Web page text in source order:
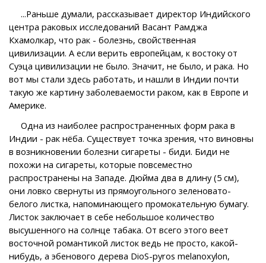
...Раньше думали, рассказывает директор Индийского
центра раковых исследований Васант Рамджа
Кхамолкар, что рак - болезнь, свойственная
цивилизации. А если верить европейцам, к востоку от
Суэца цивилизации не было. Значит, не было, и рака. Но
вот мы стали здесь работать, и нашли в Индии почти
такую же картину заболеваемости раком, как в Европе и
Америке.
Одна из наиболее распространенных форм рака в
Индии - рак нёба. Существует точка зрения, что виновны
в возникновении болезни сигареты - биди. Биди не
похожи на сигареты, которые повсеместно
распространены на Западе. Дюйма два в длину (5 см),
они ловко свернуты из прямоугольного зеленовато-
белого листка, напоминающего промокательную бумагу.
Листок заключает в себе небольшое количество
высушенного на солнце табака. От всего этого веет
восточной романтикой листок ведь не просто, какой-
нибудь, а эбенового дерева DioS-pyros melanoxylon,